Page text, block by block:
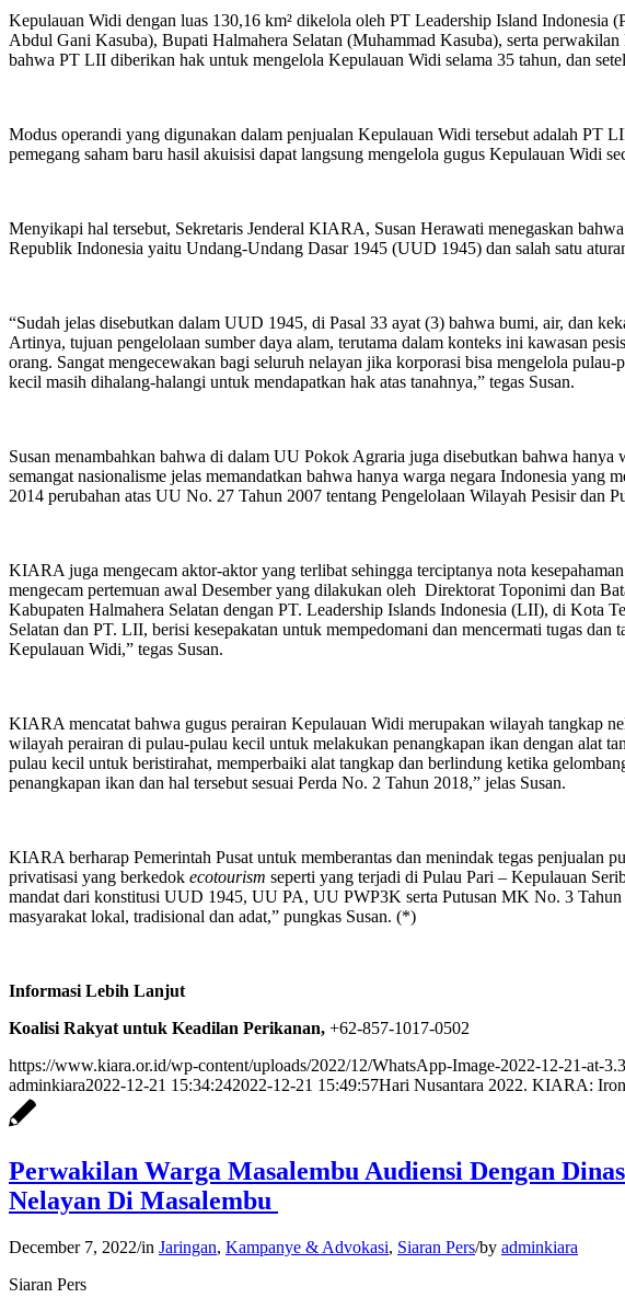
Kepulauan Widi dengan luas 130,16 km² dikelola oleh PT Leadership Island
Abdul Gani Kasuba), Bupati Halmahera Selatan (Muhammad Kasuba), serta
bahwa PT LII diberikan hak untuk mengelola Kepulauan Widi selama 35 tahun, dan
Modus operandi yang digunakan dalam penjualan Kepulauan Widi tersebut adalah PT
pemegang saham baru hasil akuisisi dapat langsung mengelola gugus Kepulauan Widi
Menyikapi hal tersebut, Sekretaris Jenderal KIARA, Susan Herawati menegaskan
Republik Indonesia yaitu Undang-Undang Dasar 1945 (UUD 1945) dan salah satu
“Sudah jelas disebutkan dalam UUD 1945, di Pasal 33 ayat (3) bahwa bumi, air, dan
Artinya, tujuan pengelolaan sumber daya alam, terutama dalam konteks ini kawasan
orang. Sangat mengecewakan bagi seluruh nelayan jika korporasi bisa mengelola
kecil masih dihalang-halangi untuk mendapatkan hak atas tanahnya,” tegas Susan.
Susan menambahkan bahwa di dalam UU Pokok Agraria juga disebutkan bahwa
semangat nasionalisme jelas memandatkan bahwa hanya warga negara Indonesia
2014 perubahan atas UU No. 27 Tahun 2007 tentang Pengelolaan Wilayah Pesisir dan
KIARA juga mengecam aktor-aktor yang terlibat sehingga terciptanya nota
mengecam pertemuan awal Desember yang dilakukan oleh Direktorat Toponimi dan
Kabupaten Halmahera Selatan dengan PT. Leadership Islands Indonesia (LII), di Kota
Selatan dan PT. LII, berisi kesepakatan untuk mempedomani dan mencermati tugas
Kepulauan Widi,” tegas Susan.
KIARA mencatat bahwa gugus perairan Kepulauan Widi merupakan wilayah tangkap
wilayah perairan di pulau-pulau kecil untuk melakukan penangkapan ikan dengan alat
pulau kecil untuk beristirahat, memperbaiki alat tangkap dan berlindung ketika
penangkapan ikan dan hal tersebut sesuai Perda No. 2 Tahun 2018,” jelas Susan.
KIARA berharap Pemerintah Pusat untuk memberantas dan menindak tegas
privatisasi yang berkedok ecotourism seperti yang terjadi di Pulau Pari – Kepulauan
mandat dari konstitusi UUD 1945, UU PA, UU PWP3K serta Putusan MK No. 3 Tahun
masyarakat lokal, tradisional dan adat,” pungkas Susan. (*)
Informasi Lebih Lanjut
Koalisi Rakyat untuk Keadilan Perikanan, +62-857-1017-0502
https://www.kiara.or.id/wp-content/uploads/2022/12/WhatsApp-Image-2022-12-21-at-
adminkiara2022-12-21 15:34:242022-12-21 15:49:57Hari Nusantara 2022. KIARA:
Perwakilan Warga Masalembu Audiensi Dengan
Nelayan Di Masalembu
December 7, 2022/in Jaringan, Kampanye & Advokasi, Siaran Pers/by adminkiara
Siaran Pers